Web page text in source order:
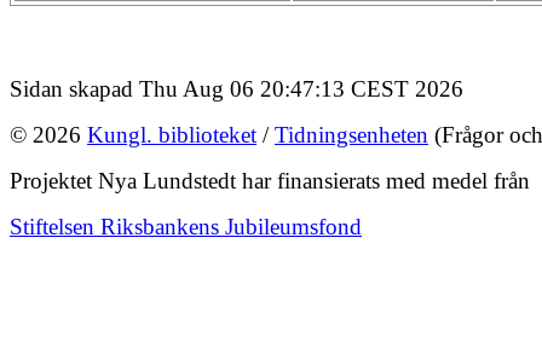
Sidan skapad Thu Aug 06 20:47:13 CEST 2026
© 2026 Kungl. biblioteket /Tidningsenheten (Frågor
Projektet Nya Lundstedt har finansierats med medel från
Stiftelsen Riksbankens Jubileumsfond